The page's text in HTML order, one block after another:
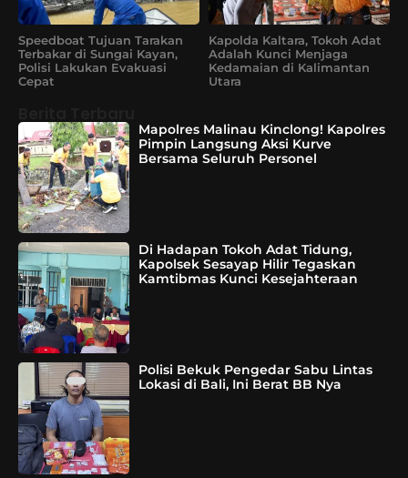
Speedboat Tujuan Tarakan
Terbakar di Sungai Kayan,
Polisi Lakukan Evakuasi
Cepat
Kapolda Kaltara, Tokoh Adat
Adalah Kunci Menjaga
Kedamaian di Kalimantan
Utara
Mapolres Malinau Kinclong! Kapolres
Pimpin Langsung Aksi Kurve
Bersama Seluruh Personel
Di Hadapan Tokoh Adat Tidung,
Kapolsek Sesayap Hilir Tegaskan
Kamtibmas Kunci Kesejahteraan
Polisi Bekuk Pengedar Sabu Lintas
Lokasi di Bali, Ini Berat BB Nya